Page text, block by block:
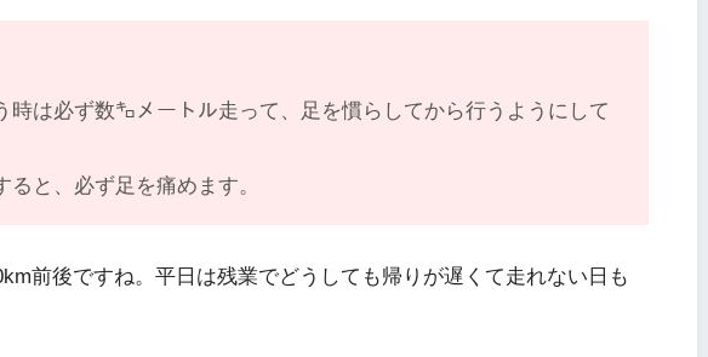
時は必ず数㌔メートル走って、足を慣らしてから行うようにして
と、必ず足を痛めます。
前後ですね。平日は残業でどうしても帰りが遅くて走れない日も